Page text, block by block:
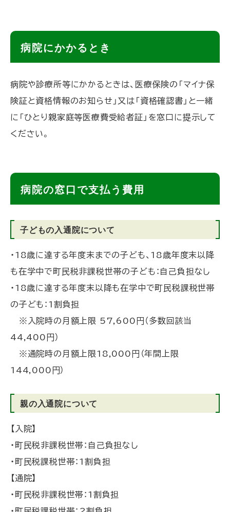
に
戻
る
病院にかかるとき
病院や診療所等にかかるときは、医療保険の「マイナ保
険証と資格情報のお知らせ」又は「資格確認書」と一緒
に「ひとり親家庭等医療費受給者証」を窓口に提示して
ください。
病院の窓口で支払う費用
子どもの入通院について
・18歳に達する年度末までの子ども、18歳年度末以降
も在学中で町民税非課税世帯の子ども：自己負担なし
・18歳に達する年度末以降も在学中で町民税課税世帯
の子ども：1割負担
※入院時の月額上限 57,600円（多数回該当
44,400円）
※通院時の月額上限18,000円（年間上限
144,000円）
親の入通院について
【入院】
・町民税非課税世帯：自己負担なし
・町民税課税世帯：1割負担
【通院】
・町民税非課税世帯：1割負担